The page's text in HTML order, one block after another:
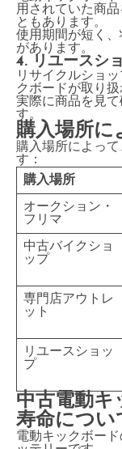
用されていた商
ともあります。
使用期間が短く
があります。
4. リユースシ
リサイクルショ
クボードが取り
実際に商品を見
す。
購入場所に
購入場所によっ
す：
購入場所
オークション・
フリマ
中古バイクショ
ップ
専門店アウトレ
ット
リユースショッ
プ
中古電動キ
寿命につい
電動キックボー